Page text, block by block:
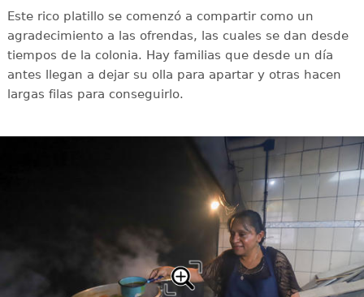
Este rico platillo se comenzó a compartir como un
agradecimiento a las ofrendas, las cuales se dan desde
tiempos de la colonia. Hay familias que desde un día
antes llegan a dejar su olla para apartar y otras hacen
largas filas para conseguirlo.